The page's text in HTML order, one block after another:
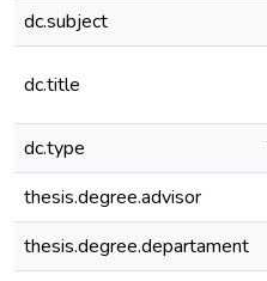
dc.subject
dc.title
dc.type
thesis.degree.advisor
thesis.degree.departament